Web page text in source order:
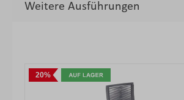
Weitere Ausführungen
20%